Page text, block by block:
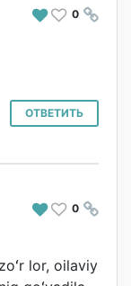
# 0
ОТВЕТИТЬ
# 0
lor, oilaviy